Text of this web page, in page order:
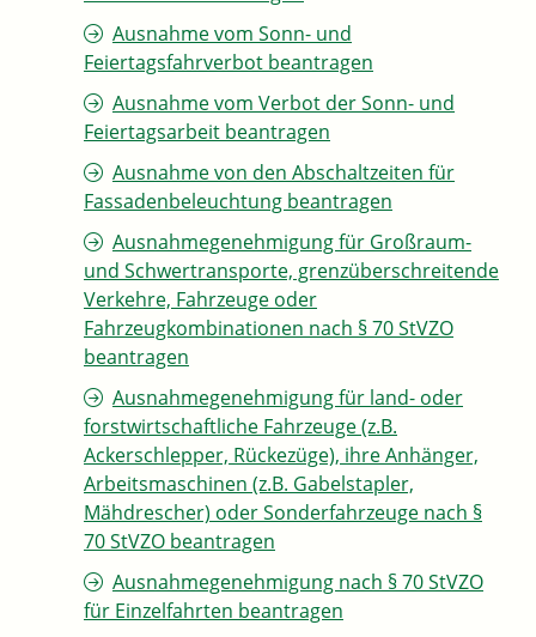
Ausnahme vom Sonn- und
Feiertagsfahrverbot beantragen
Ausnahme vom Verbot der Sonn- und
Feiertagsarbeit beantragen
Ausnahme von den Abschaltzeiten für
Fassadenbeleuchtung beantragen
Ausnahmegenehmigung für Großraum-
und Schwertransporte, grenzüberschreitende
Verkehre, Fahrzeuge oder
Fahrzeugkombinationen nach § 70 StVZO
beantragen
Ausnahmegenehmigung für land- oder
forstwirtschaftliche Fahrzeuge (z.B.
Ackerschlepper, Rückezüge), ihre Anhänger,
Arbeitsmaschinen (z.B. Gabelstapler,
Mähdrescher) oder Sonderfahrzeuge nach §
70 StVZO beantragen
Ausnahmegenehmigung nach § 70 StVZO
für Einzelfahrten beantragen